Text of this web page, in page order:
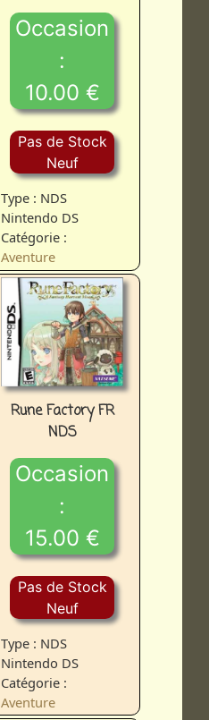
Occasion
:
10.00 €
Pas de Stock
Neuf
Type : NDS
Nintendo DS
Catégorie :
Aventure
Rune Factory FR
NDS
Occasion
:
15.00 €
Pas de Stock
Neuf
Type : NDS
Nintendo DS
Catégorie :
Aventure